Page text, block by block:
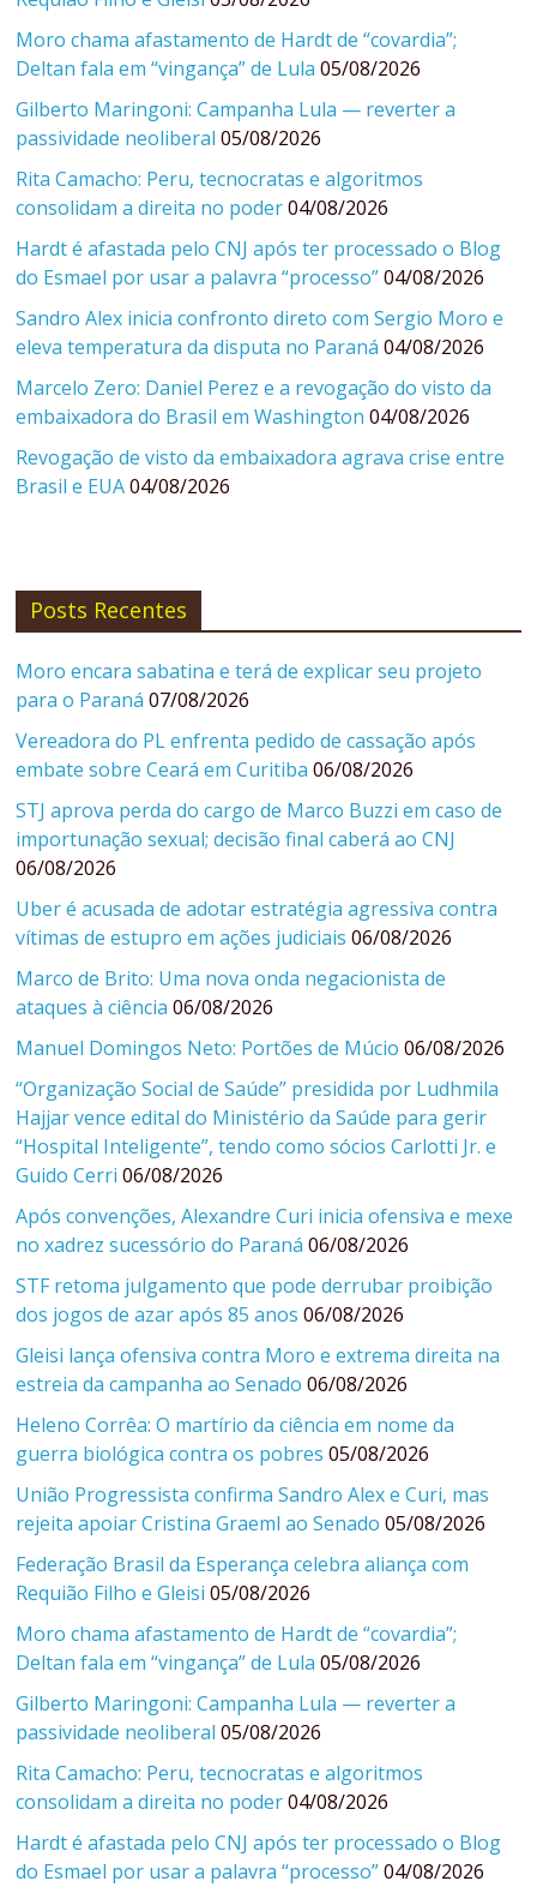
Moro chama afastamento de Hardt de “covardia”;
Deltan fala em “vingança” de Lula 05/08/2026
Gilberto Maringoni: Campanha Lula — reverter a
passividade neoliberal 05/08/2026
Rita Camacho: Peru, tecnocratas e algoritmos
consolidam a direita no poder 04/08/2026
Hardt é afastada pelo CNJ após ter processado o Blog
do Esmael por usar a palavra “processo” 04/08/2026
Sandro Alex inicia confronto direto com Sergio Moro e
eleva temperatura da disputa no Paraná 04/08/2026
Marcelo Zero: Daniel Perez e a revogação do visto da
embaixadora do Brasil em Washington 04/08/2026
Revogação de visto da embaixadora agrava crise entre
Brasil e EUA 04/08/2026
Posts Recentes
Moro encara sabatina e terá de explicar seu projeto
para o Paraná 07/08/2026
Vereadora do PL enfrenta pedido de cassação após
embate sobre Ceará em Curitiba 06/08/2026
STJ aprova perda do cargo de Marco Buzzi em caso de
importunação sexual; decisão final caberá ao CNJ
06/08/2026
Uber é acusada de adotar estratégia agressiva contra
vítimas de estupro em ações judiciais 06/08/2026
Marco de Brito: Uma nova onda negacionista de
ataques à ciência 06/08/2026
Manuel Domingos Neto: Portões de Múcio 06/08/2026
“Organização Social de Saúde” presidida por Ludhmila
Hajjar vence edital do Ministério da Saúde para gerir
“Hospital Inteligente”, tendo como sócios Carlotti Jr. e
Guido Cerri 06/08/2026
Após convenções, Alexandre Curi inicia ofensiva e mexe
no xadrez sucessório do Paraná 06/08/2026
STF retoma julgamento que pode derrubar proibição
dos jogos de azar após 85 anos 06/08/2026
Gleisi lança ofensiva contra Moro e extrema direita na
estreia da campanha ao Senado 06/08/2026
Heleno Corrêa: O martírio da ciência em nome da
guerra biológica contra os pobres 05/08/2026
União Progressista confirma Sandro Alex e Curi, mas
rejeita apoiar Cristina Graeml ao Senado 05/08/2026
Federação Brasil da Esperança celebra aliança com
Requião Filho e Gleisi 05/08/2026
Moro chama afastamento de Hardt de “covardia”;
Deltan fala em “vingança” de Lula 05/08/2026
Gilberto Maringoni: Campanha Lula — reverter a
passividade neoliberal 05/08/2026
Rita Camacho: Peru, tecnocratas e algoritmos
consolidam a direita no poder 04/08/2026
Hardt é afastada pelo CNJ após ter processado o Blog
do Esmael por usar a palavra “processo” 04/08/2026